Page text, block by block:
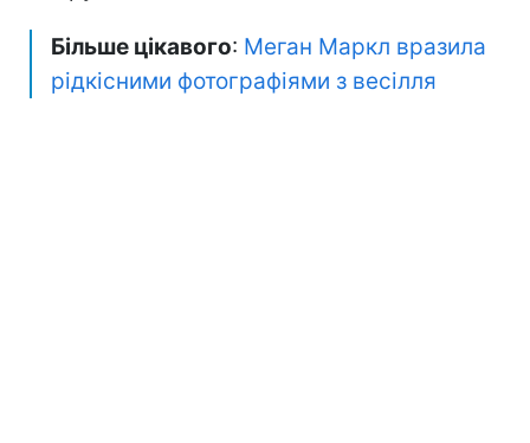
Більше цікавого: Меган Маркл вразила
рідкісними фотографіями з весілля